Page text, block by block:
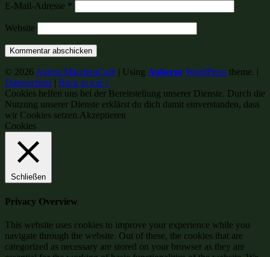
E-Mail-Adresse *
Website
© 2026 Anjess MärchenCafé | Using Auberge WordPress theme. |
Datenschutz | Back to top ↑
Cookies helfen uns bei der Bereitstellung unserer Dienste. Durch die
Nutzung unserer Dienste erklärst du dich damit einverstanden, dass
wir Cookies setzen.Akzeptieren
Cookies
Schließen
Privacy Overview
This website uses cookies to improve your experience while you
navigate through the website. Out of these, the cookies that are
categorized as necessary are stored on your browser as they are